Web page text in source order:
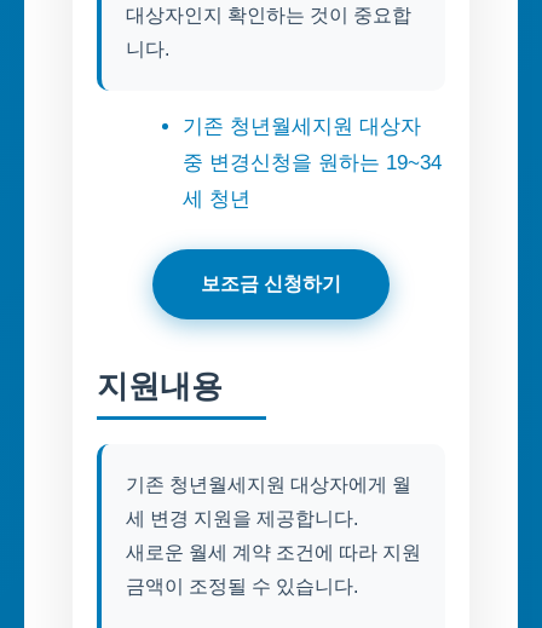
대상자인지 확인하는 것이 중요합
니다.
기존 청년월세지원 대상자
중 변경신청을 원하는 19~34
세 청년
보조금 신청하기
지원내용
기존 청년월세지원 대상자에게 월
세 변경 지원을 제공합니다.
새로운 월세 계약 조건에 따라 지원
금액이 조정될 수 있습니다.